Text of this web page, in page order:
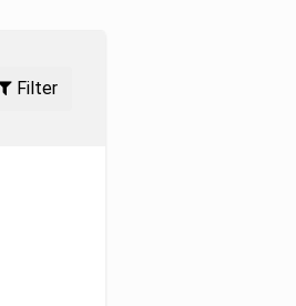
Filter